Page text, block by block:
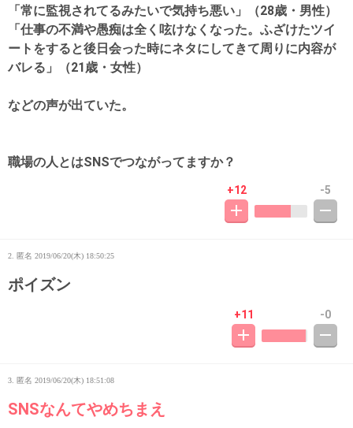
「常に監視されてるみたいで気持ち悪い」（28歳・男性）
「仕事の不満や愚痴は全く呟けなくなった。ふざけたツイ
ートをすると後日会った時にネタにしてきて周りに内容が
バレる」（21歳・女性）
などの声が出ていた。
職場の人とはSNSでつながってますか？
+12 -5
2. 匿名 2019/06/20(木) 18:50:25
ポイズン
+11 -0
3. 匿名 2019/06/20(木) 18:51:08
SNSなんてやめちまえ